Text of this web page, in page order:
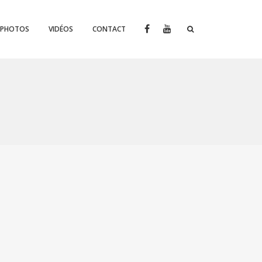
PHOTOS VIDÉOS CONTACT